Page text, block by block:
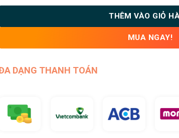
THÊM VÀO GIỎ
MUA NGAY!
DẠNG THANH TOÁN